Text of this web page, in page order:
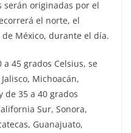
serán originadas por el
el norte, el
México, durante el día.
45 grados Celsius, se
Michoacán,
de 35 a 40 grados
Sur, Sonora,
Guanajuato,